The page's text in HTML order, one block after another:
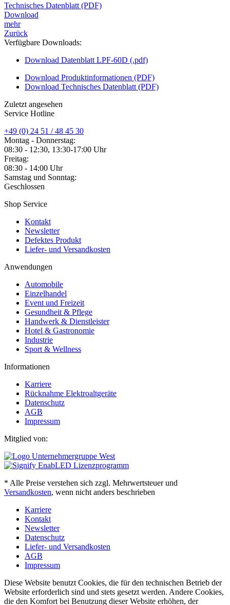
Technisches Datenblatt (PDF)
Download
mehr
Zurück
Verfügbare Downloads:
Download Datenblatt LPF-60D (.pdf)
Download Produktinformationen (PDF)
Download Technisches Datenblatt (PDF)
Zuletzt angesehen
Service Hotline
+49 (0) 24 51 / 48 45 30
Montag - Donnerstag:
08:30 - 12:30, 13:30-17:00 Uhr
Freitag:
08:30 - 14:00 Uhr
Samstag und Sonntag:
Geschlossen
Shop Service
Kontakt
Newsletter
Defektes Produkt
Liefer- und Versandkosten
Anwendungen
Automobile
Einzelhandel
Event und Freizeit
Gesundheit & Pflege
Handwerk & Dienstleister
Hotel & Gastronomie
Industrie
Sport & Wellness
Informationen
Karriere
Rücknahme Elektroaltgeräte
Datenschutz
AGB
Impressum
Mitglied von:
* Alle Preise verstehen sich zzgl. Mehrwertsteuer und
Versandkosten, wenn nicht anders beschrieben
Karriere
Kontakt
Newsletter
Datenschutz
Liefer- und Versandkosten
AGB
Impressum
Diese Website benutzt Cookies, die für den technischen Betrieb der
Website erforderlich sind und stets gesetzt werden. Andere Cookies,
die den Komfort bei Benutzung dieser Website erhöhen, der